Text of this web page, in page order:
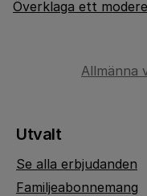
Överklaga ett
Allmänna
Utvalt
Se alla erbjudanden
Familjeabonnemang